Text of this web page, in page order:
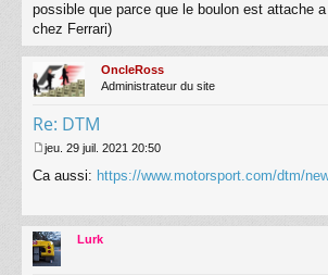
possible que parce que le boulon est attache
chez Ferrari)
OncleRoss
Administrateur du site
Re: DTM
e
a
g
e
jeu. 29 juil. 2021 20:50
Ca aussi: https://www.motorsport.com/dtm/
Lurk